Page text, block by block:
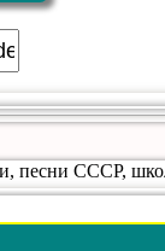
песни СССР,